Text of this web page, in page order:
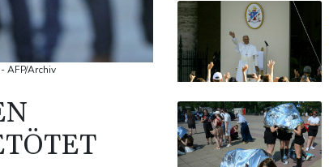
AFP/Archiv